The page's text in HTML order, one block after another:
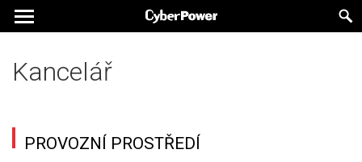
Kancelář
PROVOZNÍ PROSTŘEDÍ